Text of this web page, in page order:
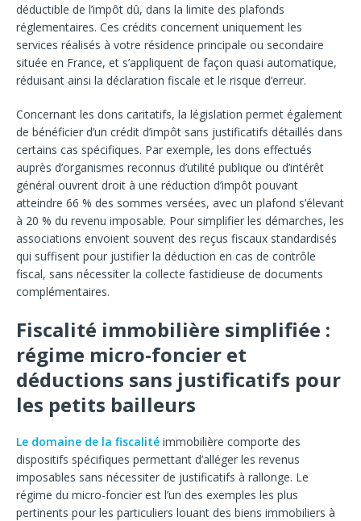
déductible de l’impôt dû, dans la limite des plafonds
réglementaires. Ces crédits concernent uniquement les
services réalisés à votre résidence principale ou secondaire
située en France, et s’appliquent de façon quasi automatique,
réduisant ainsi la déclaration fiscale et le risque d’erreur.
Concernant les dons caritatifs, la législation permet également
de bénéficier d’un crédit d’impôt sans justificatifs détaillés dans
certains cas spécifiques. Par exemple, les dons effectués
auprès d’organismes reconnus d’utilité publique ou d’intérêt
général ouvrent droit à une réduction d’impôt pouvant
atteindre 66 % des sommes versées, avec un plafond s’élevant
à 20 % du revenu imposable. Pour simplifier les démarches, les
associations envoient souvent des reçus fiscaux standardisés
qui suffisent pour justifier la déduction en cas de contrôle
fiscal, sans nécessiter la collecte fastidieuse de documents
complémentaires.
Fiscalité immobilière simplifiée :
régime micro-foncier et
déductions sans justificatifs pour
les petits bailleurs
Le domaine de la fiscalité immobilière comporte des
dispositifs spécifiques permettant d’alléger les revenus
imposables sans nécessiter de justificatifs à rallonge. Le
régime du micro-foncier est l’un des exemples les plus
pertinents pour les particuliers louant des biens immobiliers à